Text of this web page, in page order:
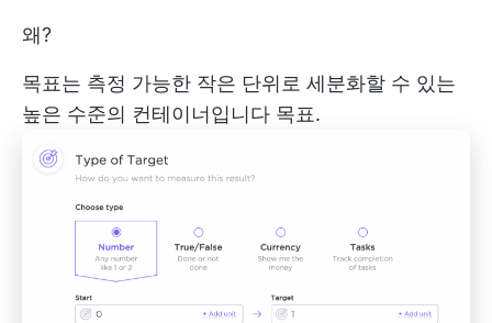
왜?
목표는 측정 가능한 작은 단위로 세분화할 수 있는
높은 수준의 컨테이너입니다 목표.